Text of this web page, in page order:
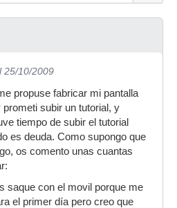
25/10/2009
propuse fabricar mi pantalla
subir un tutorial, y
tiempo de subir el tutorial
es deuda. Como supongo que
os comento unas cuantas
saque con el movil porque me
el primer día pero creo que